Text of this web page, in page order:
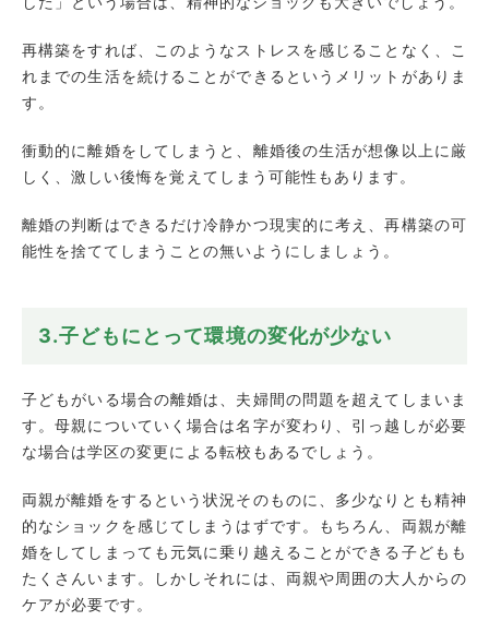
再構築をすれば、このようなストレスを感じることなく、こ
れまでの生活を続けることができるというメリットがありま
す。
衝動的に離婚をしてしまうと、離婚後の生活が想像以上に厳
しく、激しい後悔を覚えてしまう可能性もあります。
離婚の判断はできるだけ冷静かつ現実的に考え、再構築の可
能性を捨ててしまうことの無いようにしましょう。
3.子どもにとって環境の変化が少ない
子どもがいる場合の離婚は、夫婦間の問題を超えてしまいま
す。母親についていく場合は名字が変わり、引っ越しが必要
な場合は学区の変更による転校もあるでしょう。
両親が離婚をするという状況そのものに、多少なりとも精神
的なショックを感じてしまうはずです。もちろん、両親が離
婚をしてしまっても元気に乗り越えることができる子どもも
たくさんいます。しかしそれには、両親や周囲の大人からの
ケアが必要です。